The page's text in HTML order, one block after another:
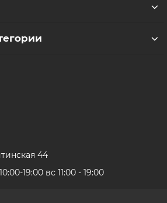
8
LPDDR4X
памяти: 3200 МГц
44
19:00 вс 11:00 - 19:00